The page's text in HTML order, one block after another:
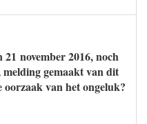
november 2016, noch
gemaakt van dit
oorzaak van het ongeluk?